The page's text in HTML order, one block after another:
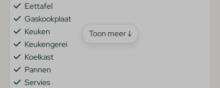
Eettafel
Gaskookplaat
Keuken
Keukengerei
Koelkast
Pannen
Servies
Toon meer ↓